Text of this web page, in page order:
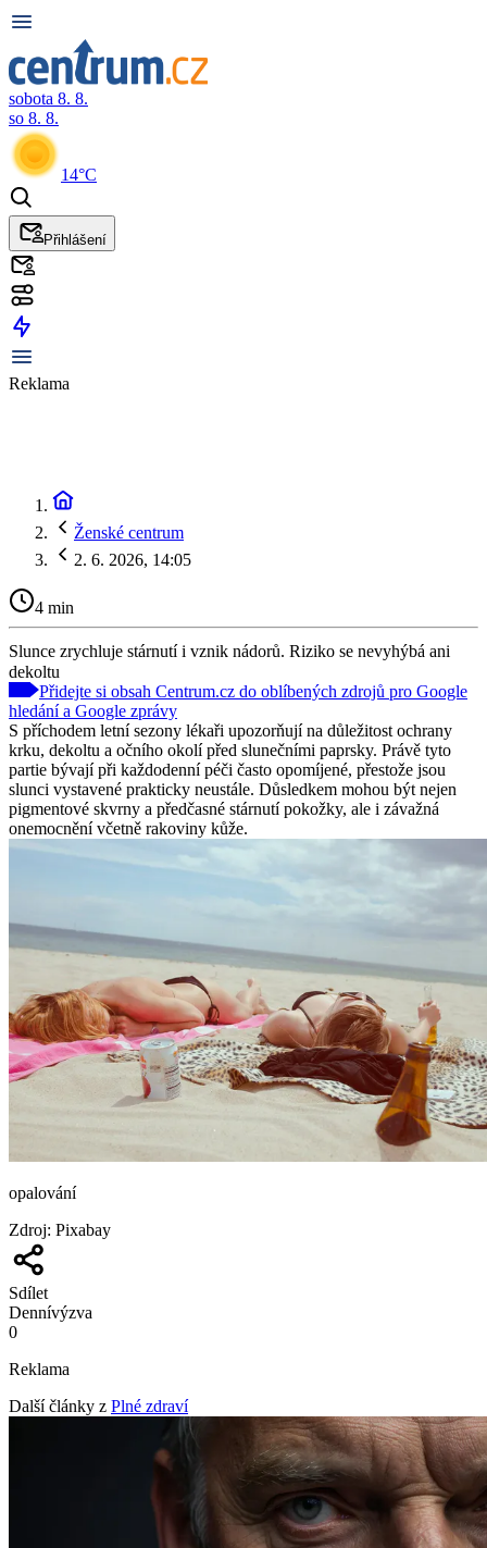
sobota 8. 8.
so 8. 8.
14°C
Přihlášení
Reklama
Ženské centrum
2. 6. 2026, 14:05
4 min
Slunce zrychluje stárnutí i vznik nádorů. Riziko se nevyhýbá ani
dekoltu
Přidejte si obsah Centrum.cz do oblíbených zdrojů pro Google
hledání a Google zprávy
S příchodem letní sezony lékaři upozorňují na důležitost ochrany
krku, dekoltu a očního okolí před slunečními paprsky. Právě tyto
partie bývají při každodenní péči často opomíjené, přestože jsou
slunci vystavené prakticky neustále. Důsledkem mohou být nejen
pigmentové skvrny a předčasné stárnutí pokožky, ale i závažná
onemocnění včetně rakoviny kůže.
opalování
Zdroj: Pixabay
Sdílet
Dennívýzva
0
Reklama
Další články z Plné zdraví